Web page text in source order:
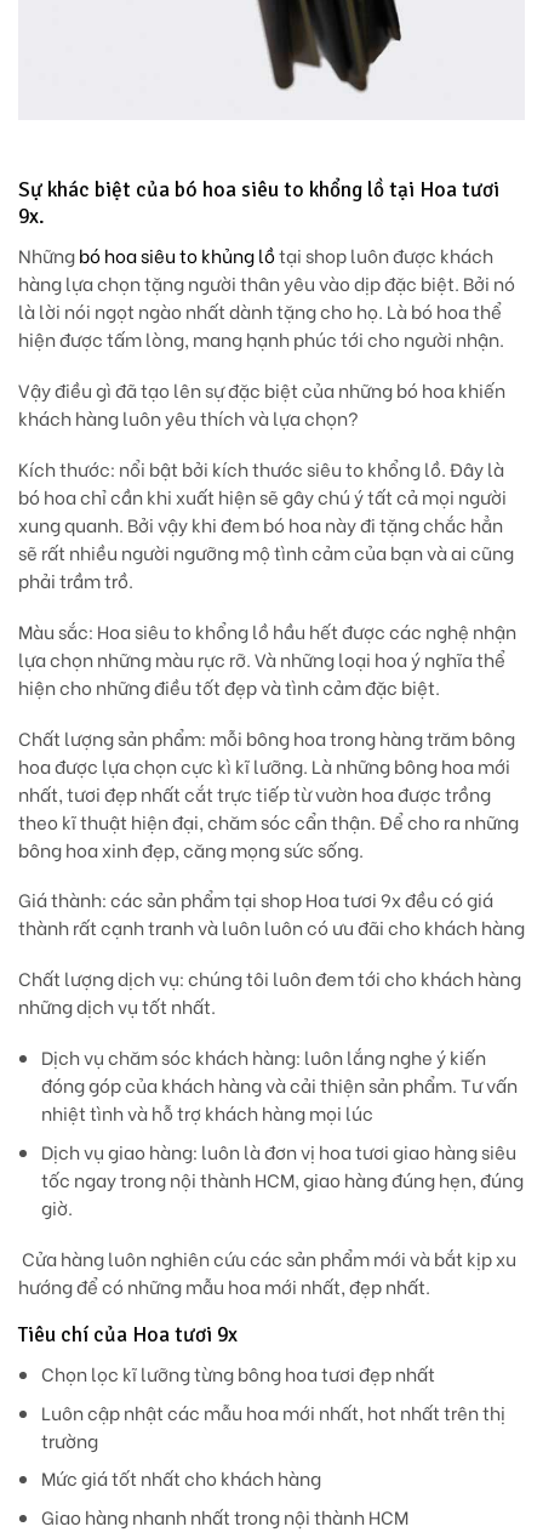
Sự khác biệt của bó hoa siêu to khổng lồ tại Hoa tươi
9x.
Nhữngbó hoa siêu to khủng lồtại shop luôn được khách
hàng lựa chọn tặng người thân yêu vào dịp đặc biệt. Bởi nó
là lời nói ngọt ngào nhất dành tặng cho họ. Là bó hoa thể
hiện được tấm lòng, mang hạnh phúc tới cho người nhận.
Vậy điều gì đã tạo lên sự đặc biệt của những bó hoa khiến
khách hàng luôn yêu thích và lựa chọn?
Kích thước: nổi bật bởi kích thước siêu to khổng lồ. Đây là
bó hoa chỉ cần khi xuất hiện sẽ gây chú ý tất cả mọi người
xung quanh. Bởi vậy khi đem bó hoa này đi tặng chắc hẳn
sẽ rất nhiều người ngưỡng mộ tình cảm của bạn và ai cũng
phải trầm trồ.
Màu sắc: Hoa siêu to khổng lồ hầu hết được các nghệ nhận
lựa chọn những màu rực rỡ. Và những loại hoa ý nghĩa thể
hiện cho những điều tốt đẹp và tình cảm đặc biệt.
Chất lượng sản phẩm: mỗi bông hoa trong hàng trăm bông
hoa được lựa chọn cực kì kĩ lưỡng. Là những bông hoa mới
nhất, tươi đẹp nhất cắt trực tiếp từ vườn hoa được trồng
theo kĩ thuật hiện đại, chăm sóc cẩn thận. Để cho ra những
bông hoa xinh đẹp, căng mọng sức sống.
Giá thành:các sản phẩm tại shop Hoa tươi 9x đều có giá
thành rất cạnh tranh và luôn luôn có ưu đãi cho khách hàng
Chất lượng dịch vụ:chúng tôi luôn đem tới cho khách hàng
những dịch vụ tốt nhất.
Dịch vụ chăm sóc khách hàng: luôn lắng nghe ý kiến
đóng góp của khách hàng và cải thiện sản phẩm. Tư vấn
nhiệt tình và hỗ trợ khách hàng mọi lúc
Dịch vụ giao hàng: luôn là đơn vị hoa tươi giao hàng siêu
tốc ngay trong nội thành HCM, giao hàng đúng hẹn, đúng
giờ.
Cửa hàng luôn nghiên cứu các sản phẩm mới và bắt kịp xu
hướng để có những mẫu hoa mới nhất, đẹp nhất.
Tiêu chí của Hoa tươi 9x
Chọn lọc kĩ lưỡng từng bông hoa tươi đẹp nhất
Luôn cập nhật các mẫu hoa mới nhất, hot nhất trên thị
trường
Mức giá tốt nhất cho khách hàng
Giao hàng nhanh nhất trong nội thành HCM